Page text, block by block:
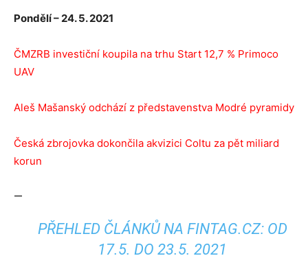
Pondělí – 24. 5. 2021
ČMZRB investiční koupila na trhu Start 12,7 % Primoco
UAV
Aleš Mašanský odchází z představenstva Modré pyramidy
Česká zbrojovka dokončila akvizici Coltu za pět miliard
korun
—
PŘEHLED ČLÁNKŮ NA FINTAG.CZ: OD
17.5. DO 23.5. 2021